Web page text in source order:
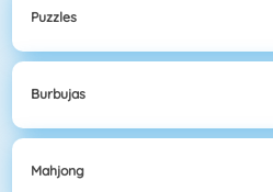
Puzzles
Burbujas
Mahjong